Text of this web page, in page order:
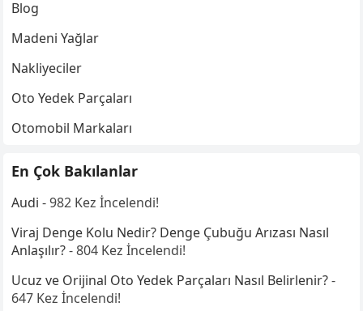
Blog
Madeni Yağlar
Nakliyeciler
Oto Yedek Parçaları
Otomobil Markaları
En Çok Bakılanlar
Audi - 982 Kez İncelendi!
Viraj Denge Kolu Nedir? Denge Çubuğu Arızası Nasıl
Anlaşılır?- 804 Kez İncelendi!
Ucuz ve Orijinal Oto Yedek Parçaları Nasıl Belirlenir?-
647 Kez İncelendi!